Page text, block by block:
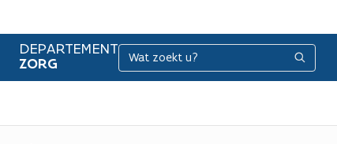
DEPARTEMENT
ZORG
Zoeken Zoeken